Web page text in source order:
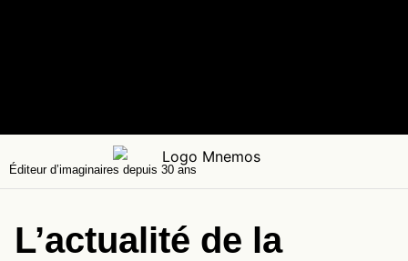
Éditeur d’imaginaires depuis 30 ans
L’actualité de la